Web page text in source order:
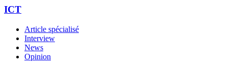
ICT
Article spécialisé
Interview
News
Opinion